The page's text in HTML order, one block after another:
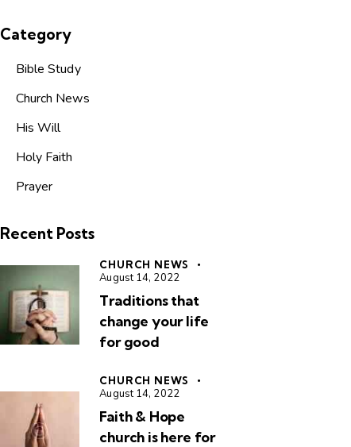
Category
Bible Study
Church News
His Will
Holy Faith
Prayer
Recent Posts
CHURCH NEWS
August 14, 2022
Traditions that
change your life
for good
CHURCH NEWS
August 14, 2022
Faith & Hope
church is here for